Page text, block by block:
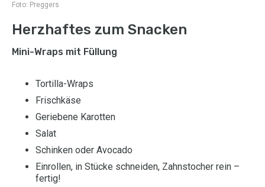
Foto: Preggers
Herzhaftes zum Snacken
Mini-Wraps mit Füllung
Tortilla-Wraps
Frischkäse
Geriebene Karotten
Salat
Schinken oder Avocado
Einrollen, in Stücke schneiden, Zahnstocher rein –
fertig!